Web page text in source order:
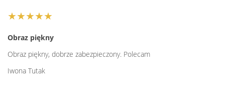
★★★★★
Obraz piękny
Obraz piękny, dobrze zabezpieczony. Polecam
Iwona Tutak